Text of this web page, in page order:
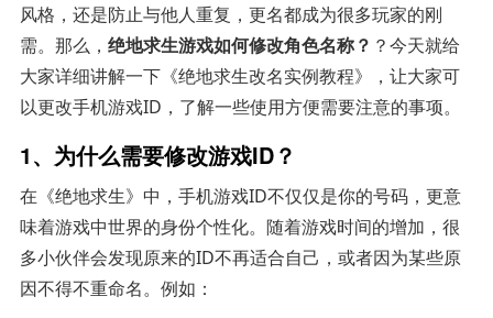
风格，还是防止与他人重复，更名都成为很多玩家的刚
需。那么， 绝地求生游戏如何修改角色名称？ ？今天就给
大家详细讲解一下《绝地求生改名实例教程》，让大家可
以更改手机游戏ID，了解一些使用方便需要注意的事项。
1、为什么需要修改游戏ID？
在《绝地求生》中，手机游戏ID不仅仅是你的号码，更意
味着游戏中世界的身份个性化。随着游戏时间的增加，很
多小伙伴会发现原来的ID不再适合自己，或者因为某些原
因不得不重命名。例如：